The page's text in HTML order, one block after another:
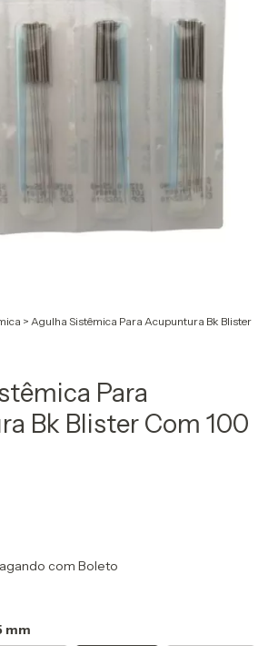
> Agulha Sistêmica Para Acupuntura Bk Blister
Para
Bk Blister Com 100
com Boleto
mm